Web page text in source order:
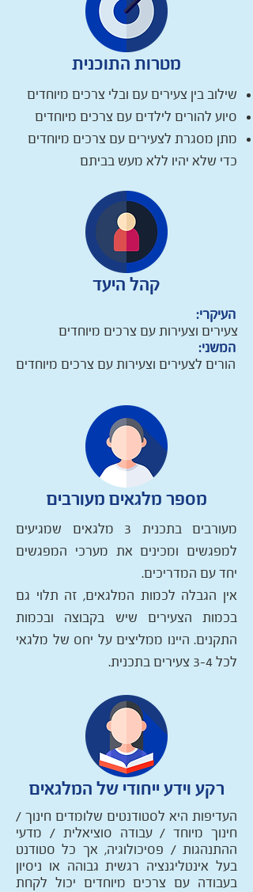
מטרות התוכנית
שילוב בין צעירים עם ובלי צרכים מיוחדים
סיוע להורים לילדים עם צרכים מיוחדים
מתן מסגרת לצעירים עם צרכים מיוחדים
כדי שלא יהיו ללא מעש בביתם
קהל היעד
העיקרי:
צעירים וצעירות עם צרכים מיוחדים
המשני:
הורים לצעירים וצעירות עם צרכים מיוחדים
מספר מלגאים מעורבים
מעורבים בתכנית 3 מלגאים שמגיעים
למפגשים ומכינים את מערכי המפגשים
יחד עם המדריכים.
אין הגבלה לכמות המלגאים, זה תלוי גם
בכמות הצעירים שיש בקבוצה ובכמות
התקנים. היינו ממליצים על יחס של מלגאי
לכל 3-4 צעירים בתכנית.
רקע וידע ייחודי של המלגאים
העדיפות היא לסטודנטים שלומדים חינוך /
חינוך מיוחד / עבודה סוציאלית / מדעי
ההתנהגות / פסיכולוגיה, אך כל סטודנט
בעל אינטליגנציה רגשית גבוהה או ניסיון
בעבודה עם צרכים מיוחדים יכול לקחת